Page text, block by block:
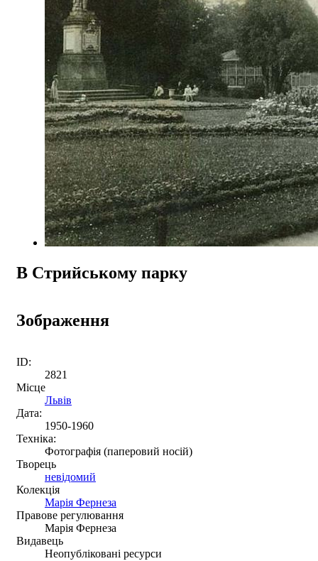
В Стрийському парку
Зображення
ID:
2821
Місце
Львів
Дата:
1950-1960
Техніка:
Фотографія (паперовий носій)
Творець
невідомий
Колекція
Марія Фернеза
Правове регулювання
Марія Фернеза
Видавець
Неопубліковані ресурси